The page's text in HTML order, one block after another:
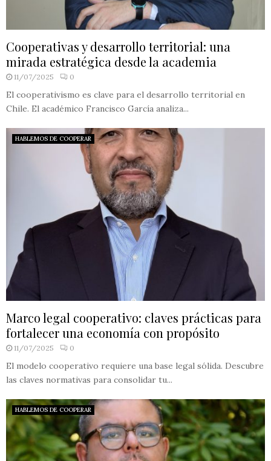
Cooperativas y desarrollo territorial: una
mirada estratégica desde la academia
11/07/2025 0
El cooperativismo es clave para el desarrollo territorial en
Chile. El académico Francisco García analiza...
HABLEMOS DE COOPERAR
Marco legal cooperativo: claves prácticas para
fortalecer una economía con propósito
11/07/2025 0
El modelo cooperativo requiere una base legal sólida. Descubre
las claves normativas para consolidar tu...
HABLEMOS DE COOPERAR